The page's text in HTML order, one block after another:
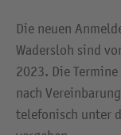
Die neuen
Wadersloh sind
2023. Die
nach
telefonisch unter